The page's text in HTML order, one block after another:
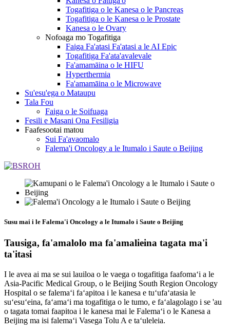
Togafitiga o le Kanesa o le Pancreas
Togafitiga o le Kanesa o le Prostate
Kanesa o le Ovary
Nofoaga mo Togafitiga
Faiga Fa'atasi Fa'atasi a le AI Epic
Togafitiga Fa'ata'avalevale
Fa'amamāina o le HIFU
Hyperthermia
Fa'amamāina o le Microwave
Su'esu'ega o Mataupu
Tala Fou
Faiga o le Soifuaga
Fesili e Masani Ona Fesiligia
Faafesootai matou
Sui Fa'avaomalo
Falema'i Oncology a le Itumalo i Saute o Beijing
Susu mai i le Falema'i Oncology a le Itumalo i Saute o Beijing
Tausiga, fa'amalolo ma fa'amalieina tagata ma'i
ta'itasi
I le avea ai ma se sui lauiloa o le vaega o togafitiga faafomaʻi a le
Asia-Pacific Medical Group, o le Beijing South Region Oncology
Hospital o se falemaʻi faʻapitoa i le kanesa e tuʻufaʻatasia le
suʻesuʻeina, faʻamaʻi ma togafitiga o le tumo, e faʻalagolago i se 'au
o tagata tomai faapitoa i le kanesa mai le Falemaʻi o le Kanesa a
Beijing ma isi falemaʻi Vasega Tolu A e taʻuleleia.